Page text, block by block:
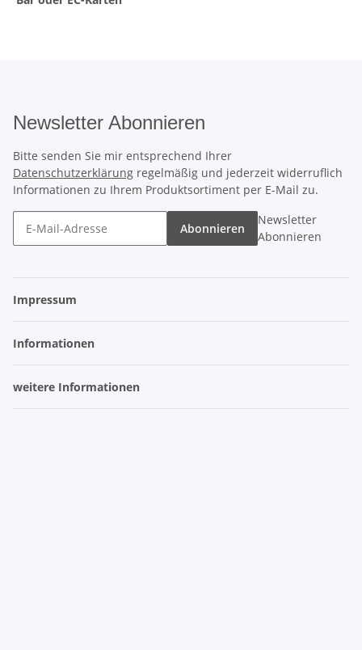
Newsletter Abonnieren
Bitte senden Sie mir entsprechend Ihrer
Datenschutzerklärung regelmäßig und jederzeit widerruflich
Informationen zu Ihrem Produktsortiment per E-Mail zu.
Abonnieren
Newsletter
Abonnieren
Impressum
Informationen
weitere Informationen